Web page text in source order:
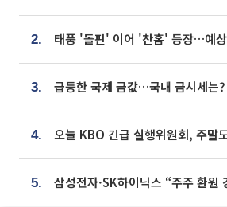
2.
3. 급등한 국제 금값…국내 금시세는?
4. 오늘 KBO 긴급 실행위원회, 주말
5. 삼성전자·SK하이닉스 “주주 환원